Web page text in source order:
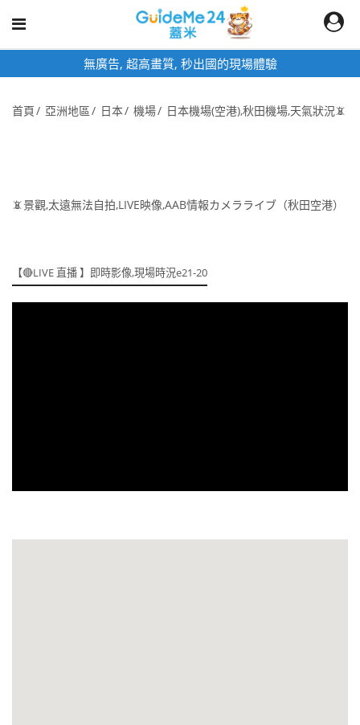
無廣告, 超高畫質, 秒出國的現場體驗
首頁 亞洲地區 日本 機場 日本機場(空港),秋田機場,天氣狀況📵
📵景觀,太遠無法自拍,LIVE映像,AAB情報カメラライブ（秋田空港）
【🔴LIVE 直播 】即時影像,現場時況e21-20